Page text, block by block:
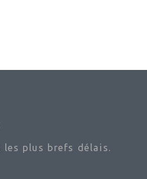
plus brefs délais.